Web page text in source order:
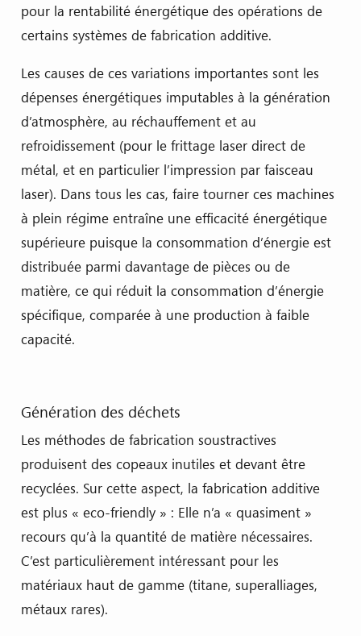
pour la rentabilité énergétique des opérations de
certains systèmes de fabrication additive.
Les causes de ces variations importantes sont les
dépenses énergétiques imputables à la génération
d’atmosphère, au réchauffement et au
refroidissement (pour le frittage laser direct de
métal, et en particulier l’impression par faisceau
laser). Dans tous les cas, faire tourner ces machines
à plein régime entraîne une efficacité énergétique
supérieure puisque la consommation d’énergie est
distribuée parmi davantage de pièces ou de
matière, ce qui réduit la consommation d’énergie
spécifique, comparée à une production à faible
capacité.
Génération des déchets
Les méthodes de fabrication soustractives
produisent des copeaux inutiles et devant être
recyclées. Sur cette aspect, la fabrication additive
est plus « eco-friendly » : Elle n’a « quasiment »
recours qu’à la quantité de matière nécessaires.
C’est particulièrement intéressant pour les
matériaux haut de gamme (titane, superalliages,
métaux rares).